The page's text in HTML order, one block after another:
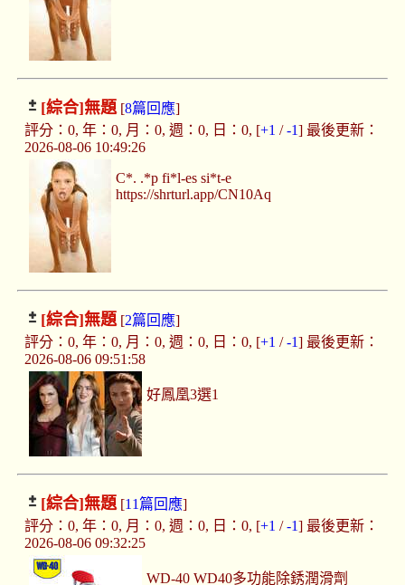
[綜合]無題[8篇回應]
評分：0, 年：0, 月：0, 週：0, 日：0, [+1 /-1] 最後更新：
2026-08-06 10:49:26
C*. .*p fi*l-es si*t-e
https://shrturl.app/CN10Aq
[綜合]無題[2篇回應]
評分：0, 年：0, 月：0, 週：0, 日：0, [+1 /-1] 最後更新：
2026-08-06 09:51:58
好鳳凰3選1
[綜合]無題[11篇回應]
評分：0, 年：0, 月：0, 週：0, 日：0, [+1 /-1] 最後更新：
2026-08-06 09:32:25
WD-40 WD40多功能除銹潤滑劑